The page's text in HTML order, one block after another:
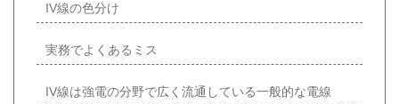
IV線の色分け
実務でよくあるミス
IV線は強電の分野で広く流通している一般的な電線